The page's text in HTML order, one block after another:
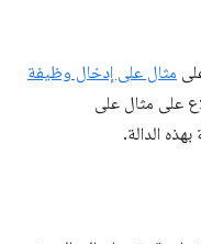
مثال على إدخال وظيفة
على مثال على
الدالة.